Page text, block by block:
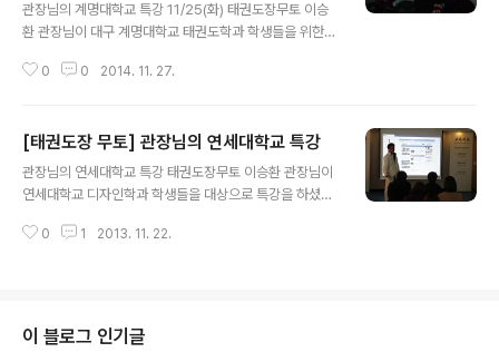
관장님의 계명대학교 특강 11/25(화) 태권도장무토 이승
환 관장님이 대구 계명대학교 태권도학과 학생들을 위한
부분 이었습니다. 현실적이고 미래를 꿈꿀 수 있는 멋진 강
부터 남다르네요^^ ▲열정적으로 강의하시고 계신 관장님
▲관장님 이야기를 경청하고 있는 계명대학교 학생들 ▲
어떤 재미있는 이야기를 듣고 있을까요? ▲강의가 끝나고
돌아가는 계명대학교 학생들
0 0 2014. 11. 27.
[태권도장 무토] 관장님의 연세대학교 특강
관장님의 연세대학교 특강 태권도장무토 이승환 관장님이
연세대학교 디자인학과 학생들을 대상으로 특강을 하셨습
하는 연세대 학생들 ▲ 어떤 재미있는 이야기가 있었을까
0 1 2013. 11. 22.
이 블로그 인기글